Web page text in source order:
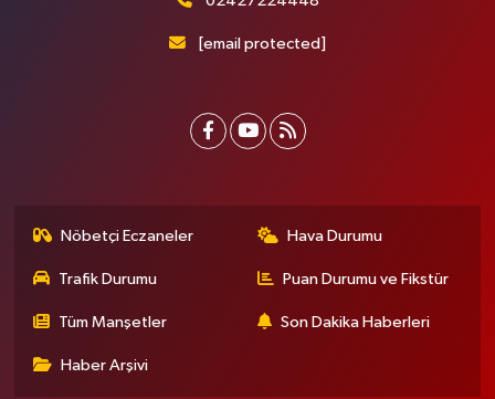
[email protected]
Nöbetçi Eczaneler Hava Durumu
Trafik Durumu Puan Durumu ve Fikstür
Tüm Manşetler Son Dakika Haberleri
Haber Arşivi